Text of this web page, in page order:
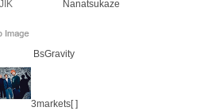
Nanatsukaze
BsGravity
3markets[ ]